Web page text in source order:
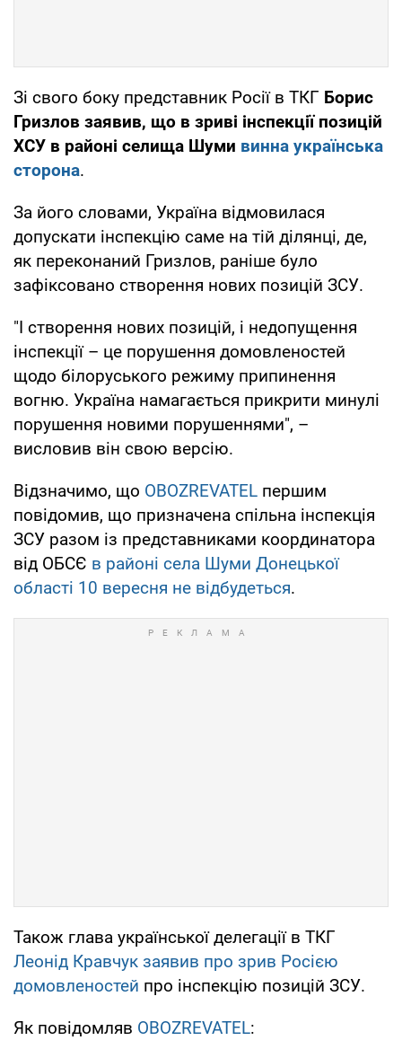
Зі свого боку представник Росії в ТКГ Борис
Гризлов заявив, що в зриві інспекції позицій
ХСУ в районі селища Шуми винна українська
сторона.
За його словами, Україна відмовилася
допускати інспекцію саме на тій ділянці, де,
як переконаний Гризлов, раніше було
зафіксовано створення нових позицій ЗСУ.
"І створення нових позицій, і недопущення
інспекції – це порушення домовленостей
щодо білоруського режиму припинення
вогню. Україна намагається прикрити минулі
порушення новими порушеннями", –
висловив він свою версію.
Відзначимо, що OBOZREVATEL першим
повідомив, що призначена спільна інспекція
ЗСУ разом із представниками координатора
від ОБСЄ в районі села Шуми Донецької
області 10 вересня не відбудеться.
Також глава української делегації в ТКГ
Леонід Кравчук заявив про зрив Росією
домовленостей про інспекцію позицій ЗСУ.
Як повідомляв OBOZREVATEL: